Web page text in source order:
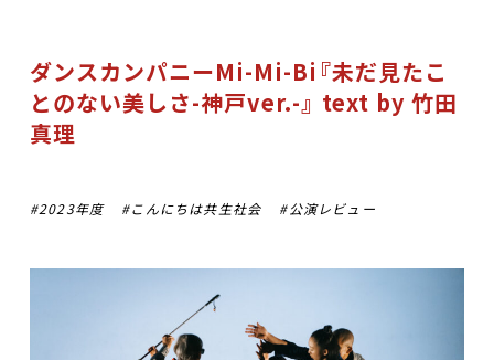
ダンスカンパニーMi-Mi-Bi『未だ見たこ
とのない美しさ-神戸ver.-』 text by 竹田
真理
2023年度 こんにちは共生社会 公演レビュー